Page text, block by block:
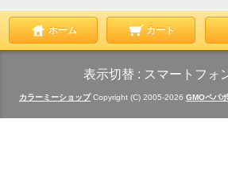
ホーム カート
表示切替 : スマートフォ
カラーミーショップCopyright (C) 2005-2026 GMOペパ